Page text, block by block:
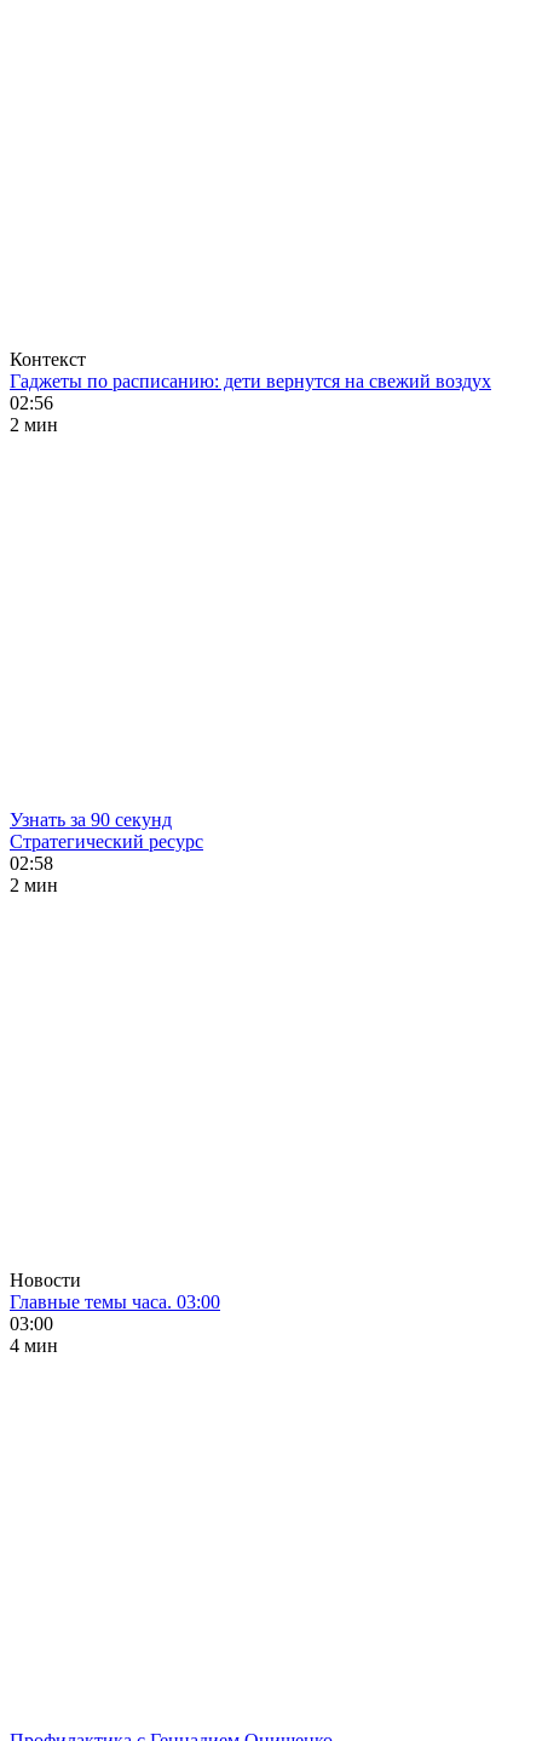
Контекст
Гаджеты по расписанию: дети вернутся на свежий воздух
02:56
2 мин
Узнать за 90 секунд
Стратегический ресурс
02:58
2 мин
Новости
Главные темы часа. 03:00
03:00
4 мин